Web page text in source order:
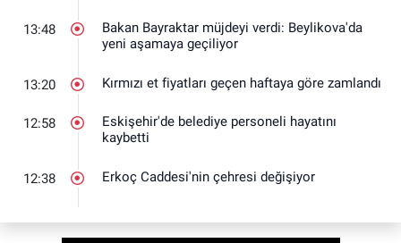
13:48
Bakan Bayraktar müjdeyi verdi: Beylikova'da
yeni aşamaya geçiliyor
13:20 Kırmızı et fiyatları geçen haftaya göre zamlandı
12:58
Eskişehir'de belediye personeli hayatını
kaybetti
12:38 Erkoç Caddesi'nin çehresi değişiyor